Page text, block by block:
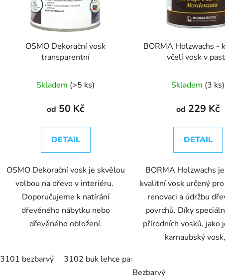
OSMO Dekorační vosk
transparentní
Skladem (>5 ks)
od 50 Kč
DETAIL
OSMO Dekorační vosk je skvělou
volbou na dřevo v interiéru.
Doporučujeme k natírání
dřevěného nábytku nebo
dřevěného obložení.
3101 bezbarvý 3102 buk lehce pařený
BORMA Holzwachs -
včelí vosk v
Skladem (3 ks)
od 229 Kč
DETAIL
BORMA Holzwachs
kvalitní vosk určený
renovaci a údržbu
povrchů. Díky
přírodních vosků, jako
karnaubský
Bezbarvý